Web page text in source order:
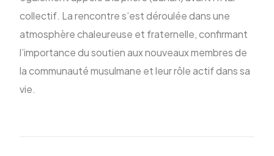
collectif. La rencontre s’est déroulée dans une
atmosphère chaleureuse et fraternelle, confirmant
l’importance du soutien aux nouveaux membres de
la communauté musulmane et leur rôle actif dans sa
vie.